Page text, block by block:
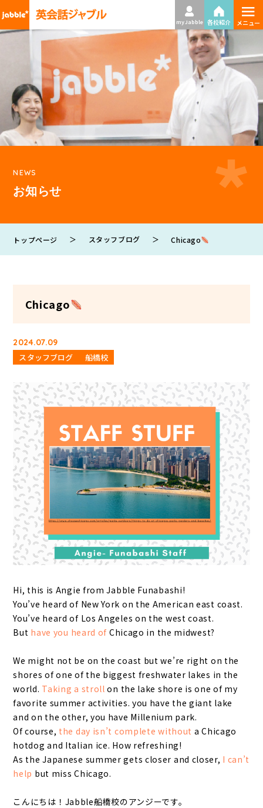
my Jabble 各校紹介 ≡
メニュー
NEWS
お知らせ
トップページ ＞ スタッフブログ ＞ Chicago
Chicago
2024.07.09
スタッフブログ 船橋校
Hi, this is Angie from Jabble Funabashi!
You’ve heard of New York on the American east coast.
You’ve heard of Los Angeles on the west coast.
But have you heard of Chicago in the midwest?
We might not be on the coast but we’re right on the
shores of one of the biggest freshwater lakes in the
world. Taking a stroll on the lake shore is one of my
favorite summer activities. you have the giant lake
and on the other, you have Millenium park.
Of course, the day isn’t complete without a Chicago
hotdog and Italian ice. How refreshing!
As the Japanese summer gets closer and closer, I can’t
help but miss Chicago.
こんにちは！Jabble船橋校のアンジーです。